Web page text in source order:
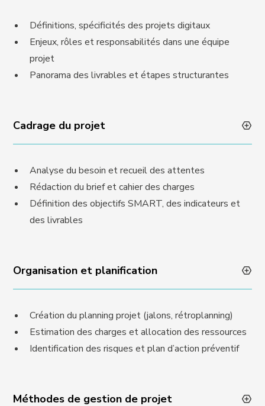
Définitions, spécificités des projets digitaux
Enjeux, rôles et responsabilités dans une équipe
projet
Panorama des livrables et étapes structurantes
Cadrage du projet
Analyse du besoin et recueil des attentes
Rédaction du brief et cahier des charges
Définition des objectifs SMART, des indicateurs et
des livrables
Organisation et planification
Création du planning projet (jalons, rétroplanning)
Estimation des charges et allocation des ressources
Identification des risques et plan d’action préventif
Méthodes de gestion de projet